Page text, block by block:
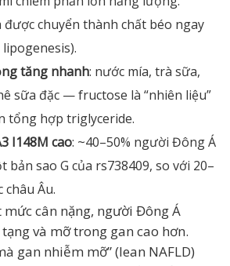
được chuyển thành chất béo ngay
tăng nhanh: nước mía, trà sữa,
sữa đặc — fructose là “nhiên liệu”
tổng hợp triglyceride.
I148M cao: ~40–50% người Đông Á
bản sao G của rs738409, so với 20–
châu Âu.
cân nặng, người Đông Á
và mỡ trong gan cao hơn.
gan nhiễm mỡ” (lean NAFLD)